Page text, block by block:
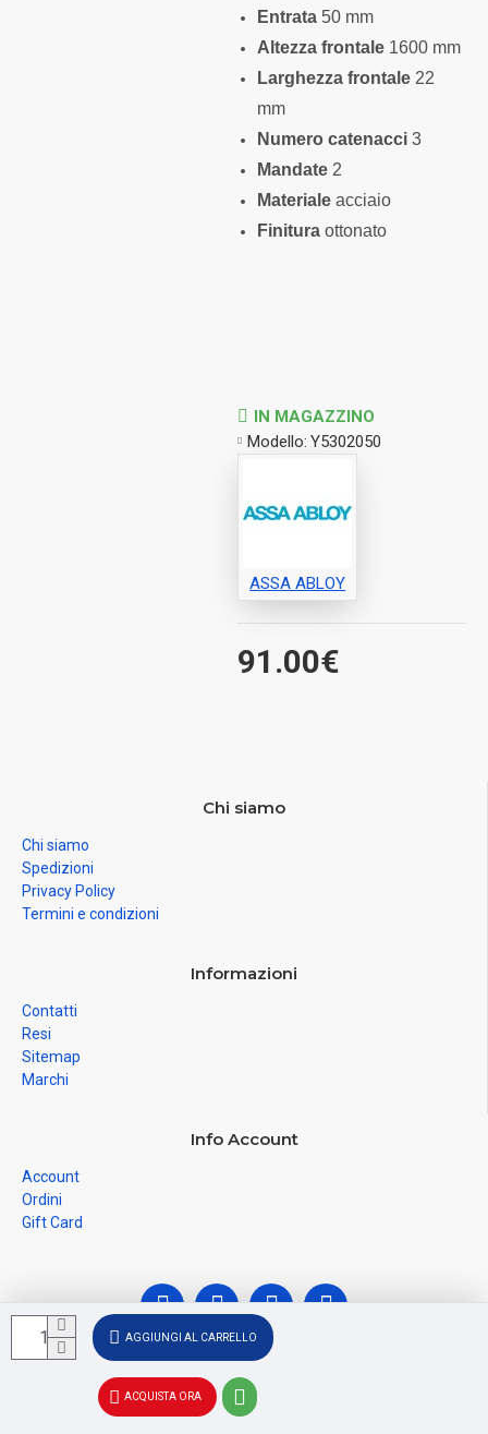
Entrata 50 mm
Altezza frontale 1600 mm
Larghezza frontale 22
mm
Numero catenacci 3
Mandate 2
Materiale acciaio
Finitura ottonato
91.00€
IN MAGAZZINO
Modello: Y5302050
ASSA ABLOY
AGGIUNGI AL CARRELLO
ACQUISTA ORA
Chi siamo
Chi siamo
Spedizioni
Privacy Policy
Termini e condizioni
Informazioni
Contatti
Resi
Sitemap
Marchi
Info Account
Account
Ordini
Gift Card
© Ferramenta Santoro Domenico 2026, C.F.
SNTDNC60T04F481U, P.IVA IT02228110652 - Registro delle